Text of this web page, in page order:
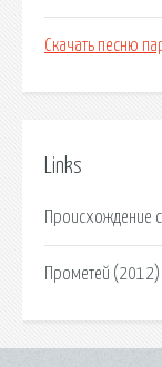
Скачать песню
Links
Происхождение
Прометей (2012)